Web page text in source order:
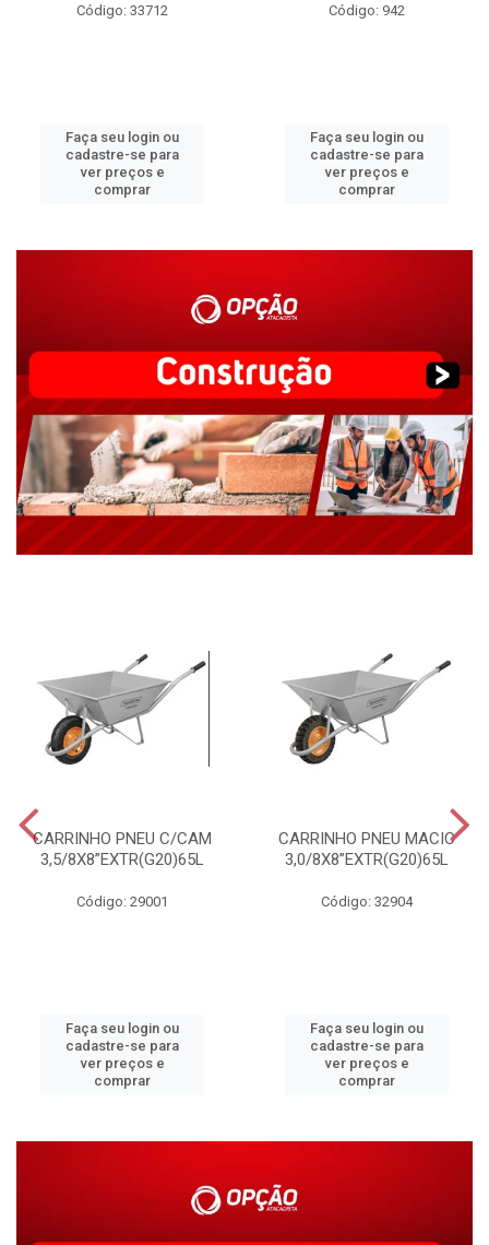
Código: 33712
Faça seu login ou
cadastre-se para
ver preços e
comprar
Código: 942
Faça seu login ou
cadastre-se para
ver preços e
comprar
CARRINHO PNEU C/CAM
3,5/8X8”EXTR(G20)65L
Código: 29001
Faça seu login ou
cadastre-se para
ver preços e
comprar
CARRINHO PNEU MACIC
3,0/8X8”EXTR(G20)65L
Código: 32904
Faça seu login ou
cadastre-se para
ver preços e
comprar